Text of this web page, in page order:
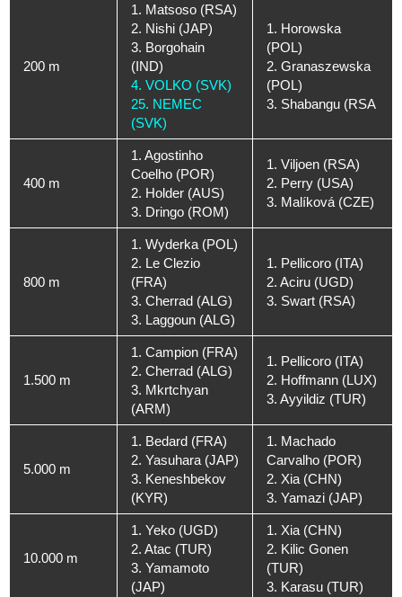
200 m
1. Matsoso (RSA)
2. Nishi (JAP)
3. Borgohain
(IND)
4. VOLKO (SVK)
25. NEMEC
(SVK)
1. Horowska
(POL)
2. Granaszewska
(POL)
3. Shabangu (RSA
400 m
1. Agostinho
Coelho (POR)
2. Holder (AUS)
3. Dringo (ROM)
1. Viljoen (RSA)
2. Perry (USA)
3. Malíková (CZE)
800 m
1. Wyderka (POL)
2. Le Clezio
(FRA)
3. Cherrad (ALG)
3. Laggoun (ALG)
1. Pellicoro (ITA)
2. Aciru (UGD)
3. Swart (RSA)
1.500 m
1. Campion (FRA)
2. Cherrad (ALG)
3. Mkrtchyan
(ARM)
1. Pellicoro (ITA)
2. Hoffmann (LUX)
3. Ayyildiz (TUR)
5.000 m
1. Bedard (FRA)
2. Yasuhara (JAP)
3. Keneshbekov
(KYR)
1. Machado
Carvalho (POR)
2. Xia (CHN)
3. Yamazi (JAP)
10.000 m
1. Yeko (UGD)
2. Atac (TUR)
3. Yamamoto
(JAP)
1. Xia (CHN)
2. Kilic Gonen
(TUR)
3. Karasu (TUR)